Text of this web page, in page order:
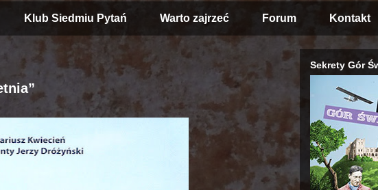
Klub Siedmiu Pytań Warto zajrzeć Forum Kontakt
Sekrety Gór